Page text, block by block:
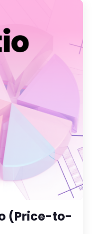
(Price-to-